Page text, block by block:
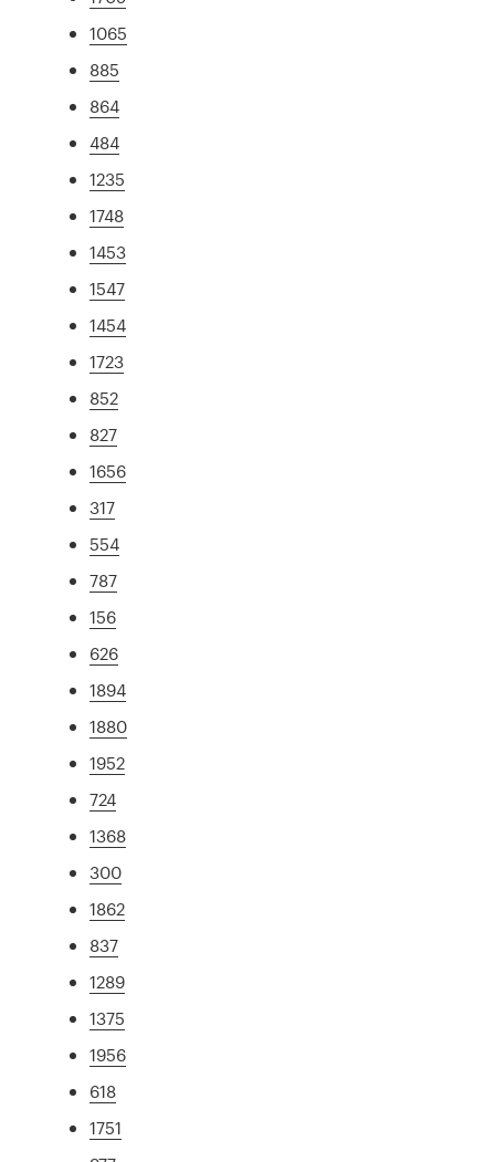
1065
885
864
484
1235
1748
1453
1547
1454
1723
852
827
1656
317
554
787
156
626
1894
1880
1952
724
1368
300
1862
837
1289
1375
1956
618
1751